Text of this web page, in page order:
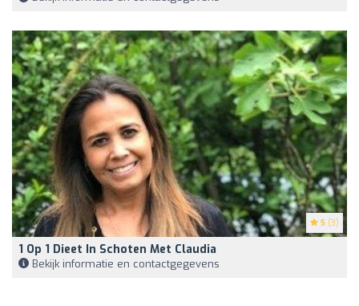
5 (3)
1 Op 1 Dieet In Schoten Met Claudia
Bekijk informatie en contactgegevens